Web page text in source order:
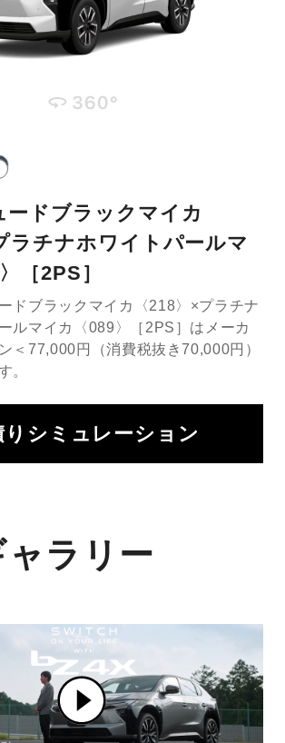
ードブラックマイカ
ラチナホワイトパールマ
［2PS］
ドブラックマイカ〈218〉×プラチナ
ルマイカ〈089〉［2PS］はメーカ
＜77,000円（消費税抜き70,000円）
。
りシミュレーション
ラリー